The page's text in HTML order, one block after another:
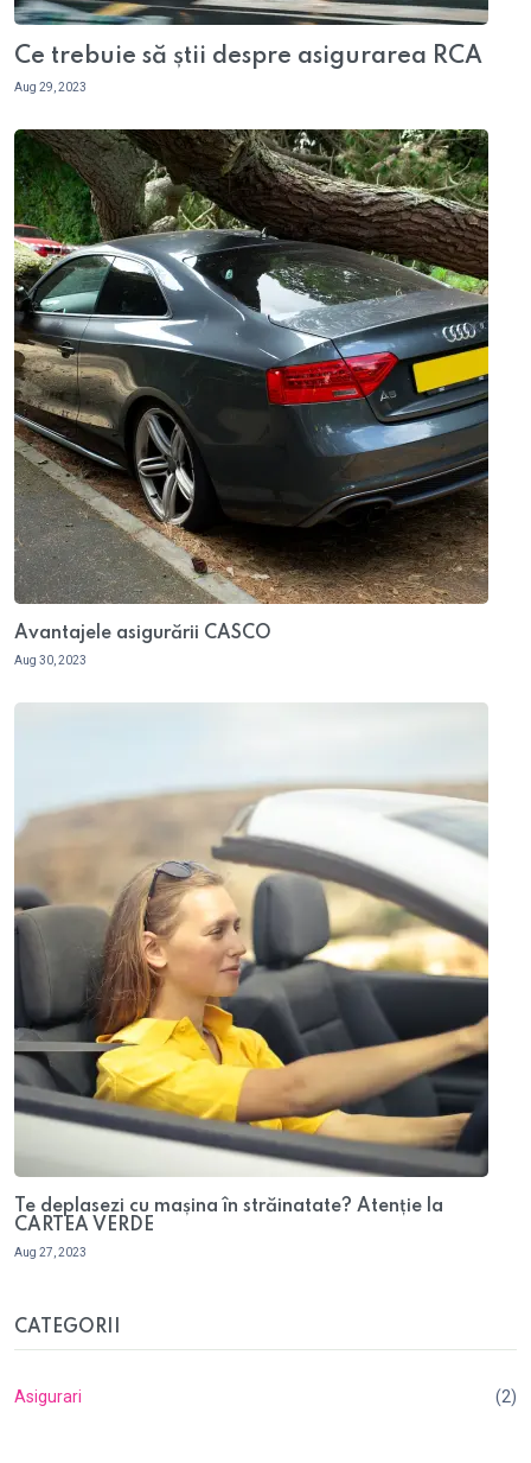
Ce trebuie să știi despre asigurarea RCA
Aug 29, 2023
Avantajele asigurării CASCO
Aug 30, 2023
Te deplasezi cu mașina în străinatate? Atenție la
CARTEA VERDE
Aug 27, 2023
CATEGORII
Asigurari (2)